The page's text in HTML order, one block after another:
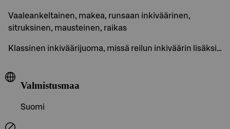
Vaaleankeltainen, makea, runsaan inkiväärinen,
sitruksinen, mausteinen, raikas
Klassinen inkiväärijuoma, missä reilun inkiväärin lisäksi…
Valmistusmaa
Suomi